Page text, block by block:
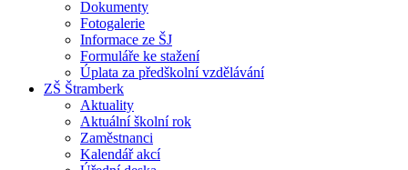
Dokumenty
Fotogalerie
Informace ze ŠJ
Formuláře ke stažení
Úplata za předškolní vzdělávání
ZŠ Štramberk
Aktuality
Aktuální školní rok
Zaměstnanci
Kalendář akcí